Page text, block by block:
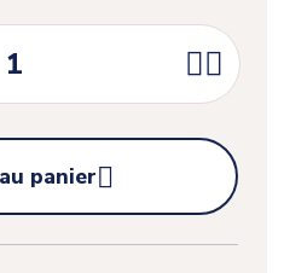


panier